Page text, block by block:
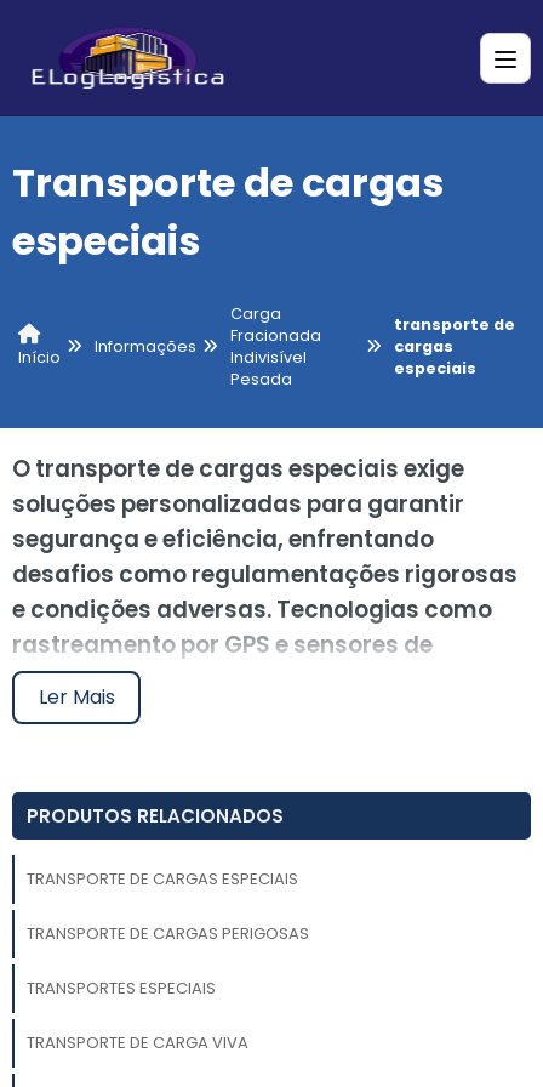
Transporte de cargas
especiais
Início
Informações
Carga
Fracionada
Indivisível
Pesada
transporte de
cargas
especiais
O transporte de cargas especiais exige
soluções personalizadas para garantir
segurança e eficiência, enfrentando
desafios como regulamentações rigorosas
e condições adversas. Tecnologias como
rastreamento por GPS e sensores de
controle ambiental são fundamentais,
assim como a escolha de parceiros
garantindo a integridade das mercadorias
durante todo o processo logístico.
O transporte de cargas especiais é um segmento
crucial na logística, exigindo soluções personalizadas e
seguras para garantir a integridade e a eficiência das
operações. Com o aumento da demanda por
produtos e equipamentos específicos, é essencial
entender os desafios e as tecnologias envolvidas
nesse processo.
Ler Mais
PRODUTOS RELACIONADOS
TRANSPORTE DE CARGAS ESPECIAIS
TRANSPORTE DE CARGAS PERIGOSAS
TRANSPORTES ESPECIAIS
TRANSPORTE DE CARGA VIVA